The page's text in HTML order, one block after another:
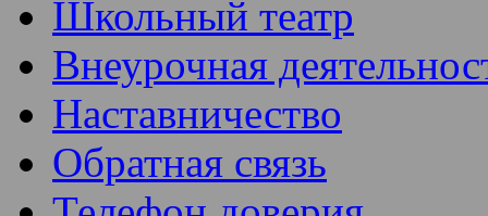
Школьный театр
Внеурочная
Наставничество
Обратная связь